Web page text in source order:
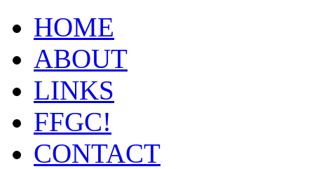
HOME
ABOUT
LINKS
FFGC!
CONTACT